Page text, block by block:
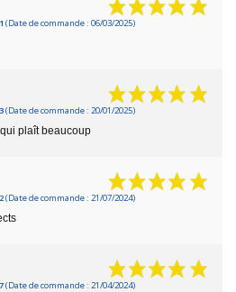
(Date de commande : 06/03/2025)
(Date de commande : 20/01/2025)
plaît beaucoup
(Date de commande : 21/07/2024)
(Date de commande : 21/04/2024)